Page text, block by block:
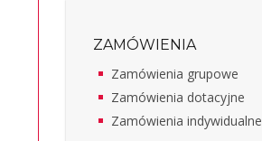
ZAMÓWIENIA
Zamówienia grupowe
Zamówienia dotacyjne
Zamówienia indywidualne